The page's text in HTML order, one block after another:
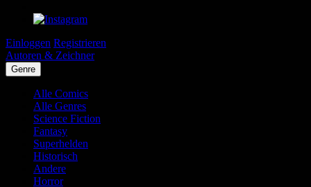
Einloggen Registrieren
Autoren & Zeichner
Genre
Alle Comics
Alle Genres
Science Fiction
Fantasy
Superhelden
Historisch
Andere
Horror